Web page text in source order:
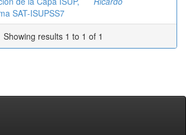
SAT-ISUPSS7
Showing results 1 to 1 of 1